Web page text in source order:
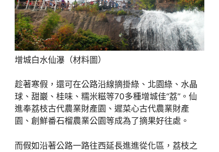
增城白水仙瀑（材料圖）
趁著寒假，還可在公路沿線摘掛綠、北園綠、水晶
球、甜巖、桂味、糯米糍等70多種增城佳“荔”。仙
進奉荔枝古代農業財產園、遲菜心古代農業財產
園、創鮮番石榴農業公園等成為了摘果好往處。
而假如沿著公路一路往西延長進進從化區，荔枝之